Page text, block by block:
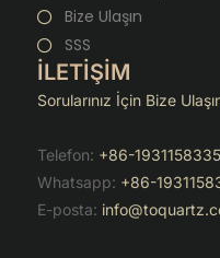
Bize Ulaşın
SSS
İLETİŞİM
Sorularınız İçin Bize
Telefon: +86-
Whatsapp: +86-
E-posta: